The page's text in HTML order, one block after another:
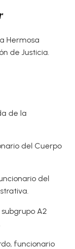
Hermosa
de Justicia.
de la
del Cuerpo
del
A2
funcionario